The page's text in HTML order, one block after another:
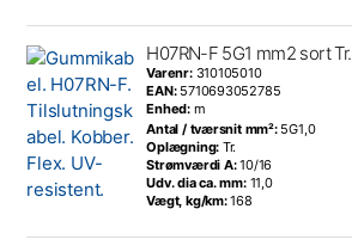
H07RN-F 5G1 mm2 sort Tr.
Varenr: 310105010
EAN: 5710693052785
Enhed: m
Antal / tværsnit mm²: 5G1,0
Oplægning: Tr.
Strømværdi A:10/16
Udv. dia ca. mm: 11,0
Vægt, kg/km:168